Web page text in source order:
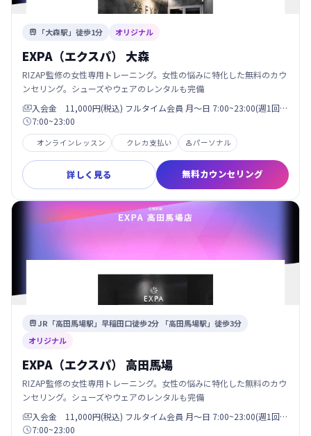
 「大森駅」徒歩1分 オリジナル
EXPA（エクスパ） 大森
RIZAP監修の女性専用トレーニング。女性の悩みに特化した無料のカウ
ンセリング。シューズやウェアのレンタルも完備
入会金 11,000円(税込) フルタイム会員 月〜日 7:00~23:00(週1回…
7:00~23:00
オンラインレッスン クレカ支払い パーソナル
詳しく見る 無料カウンセリング
 JR「高田馬場駅」早稲田口徒歩2分 「高田馬場駅」徒歩3分
オリジナル
EXPA（エクスパ） 高田馬場
RIZAP監修の女性専用トレーニング。女性の悩みに特化した無料のカウ
ンセリング。シューズやウェアのレンタルも完備
入会金 11,000円(税込) フルタイム会員 月〜日 7:00~23:00(週1回…
7:00~23:00